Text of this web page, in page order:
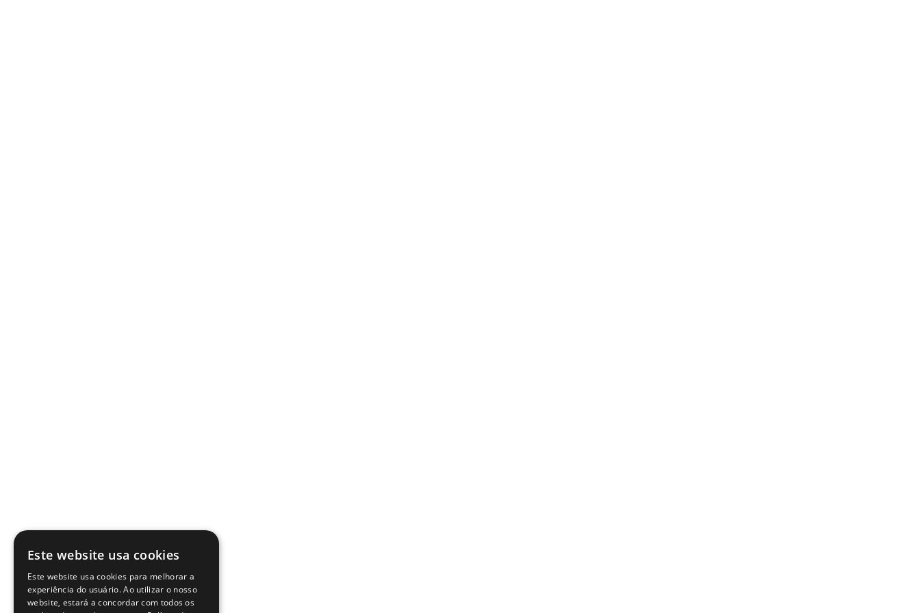
Este website usa cookies
Este website usa cookies para melhorar a
experiência do usuário. Ao utilizar o nosso
website, estará a concordar com todos os